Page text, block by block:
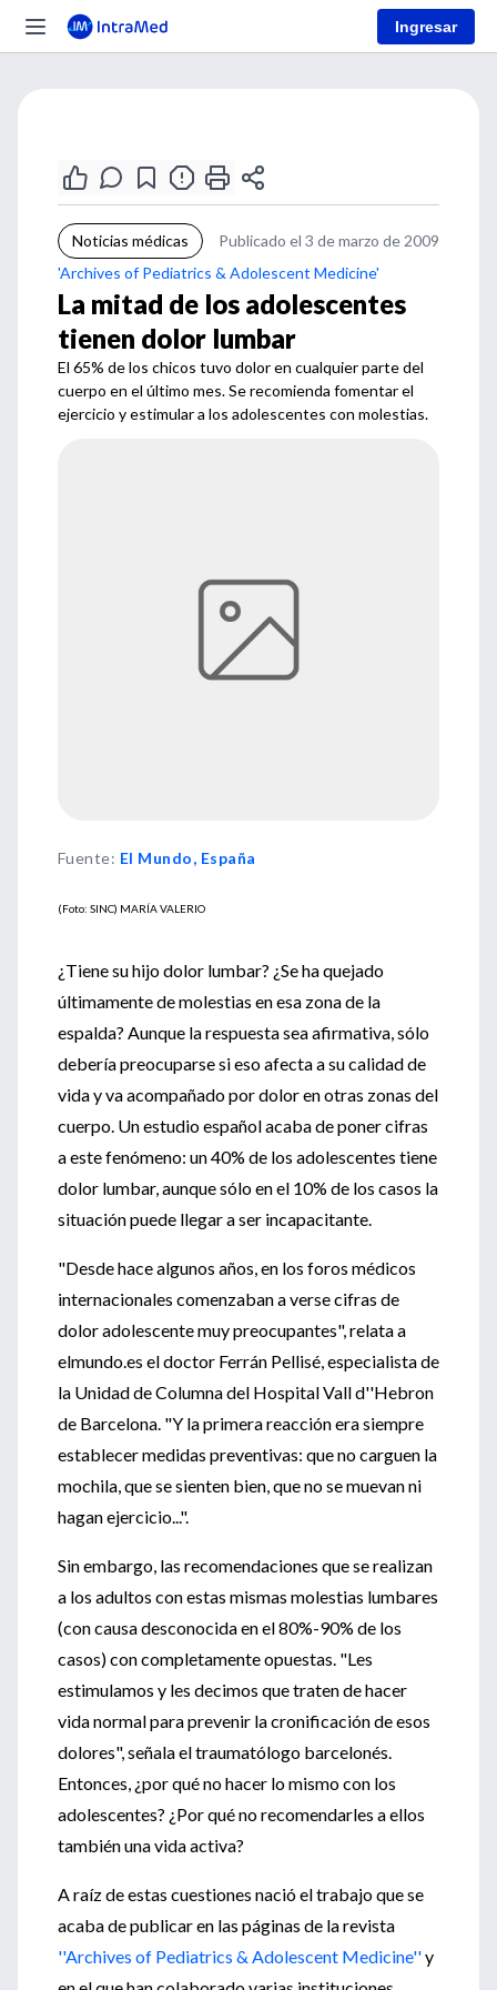
Ingresar
Noticias médicas
Publicado el 3 de marzo de 2009
'Archives of Pediatrics & Adolescent Medicine'
La mitad de los adolescentes
tienen dolor lumbar
El 65% de los chicos tuvo dolor en cualquier parte del
cuerpo en el último mes. Se recomienda fomentar el
ejercicio y estimular a los adolescentes con molestias.
Fuente: El Mundo, España
(Foto: SINC) MARÍA VALERIO
¿Tiene su hijo dolor lumbar? ¿Se ha quejado
últimamente de molestias en esa zona de la
espalda? Aunque la respuesta sea afirmativa, sólo
debería preocuparse si eso afecta a su calidad de
vida y va acompañado por dolor en otras zonas del
cuerpo. Un estudio español acaba de poner cifras
a este fenómeno: un 40% de los adolescentes tiene
dolor lumbar, aunque sólo en el 10% de los casos la
situación puede llegar a ser incapacitante.
"Desde hace algunos años, en los foros médicos
internacionales comenzaban a verse cifras de
dolor adolescente muy preocupantes", relata a
elmundo.es el doctor Ferrán Pellisé, especialista de
la Unidad de Columna del Hospital Vall d''Hebron
de Barcelona. "Y la primera reacción era siempre
establecer medidas preventivas: que no carguen la
mochila, que se sienten bien, que no se muevan ni
hagan ejercicio...".
Sin embargo, las recomendaciones que se realizan
a los adultos con estas mismas molestias lumbares
(con causa desconocida en el 80%-90% de los
casos) con completamente opuestas. "Les
estimulamos y les decimos que traten de hacer
vida normal para prevenir la cronificación de esos
dolores", señala el traumatólogo barcelonés.
Entonces, ¿por qué no hacer lo mismo con los
adolescentes? ¿Por qué no recomendarles a ellos
también una vida activa?
A raíz de estas cuestiones nació el trabajo que se
acaba de publicar en las páginas de la revista
''Archives of Pediatrics & Adolescent Medicine''y